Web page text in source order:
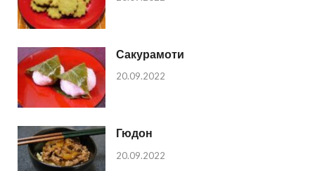
Сакурамоти
20.09.2022
Гюдон
20.09.2022